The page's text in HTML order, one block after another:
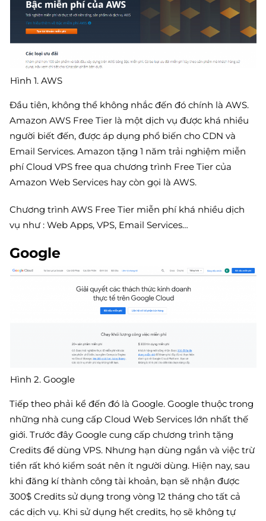
Hình 1. AWS
Đầu tiên, không thể không nhắc đến đó chính là AWS.
Amazon AWS Free Tier là một dịch vụ được khá nhiều
người biết đến, được áp dụng phổ biến cho CDN và
Email Services. Amazon tặng 1 năm trải nghiệm miễn
phí Cloud VPS free qua chương trình Free Tier của
Amazon Web Services hay còn gọi là AWS.
Chương trình AWS Free Tier miễn phí khá nhiều dịch
vụ như : Web Apps, VPS, Email Services…
Google
Hình 2. Google
Tiếp theo phải kể đến đó là Google. Google thuộc trong
những nhà cung cấp Cloud Web Services lớn nhất thế
giới. Trước đây Google cung cấp chương trình tặng
Credits để dùng VPS. Nhưng hạn dùng ngắn và việc trừ
tiền rất khó kiểm soát nên ít người dùng. Hiện nay, sau
khi đăng kí thành công tài khoản, bạn sẽ nhận được
300$ Credits sử dụng trong vòng 12 tháng cho tất cả
các dịch vụ. Khi sử dụng hết credits, họ sẽ không tự